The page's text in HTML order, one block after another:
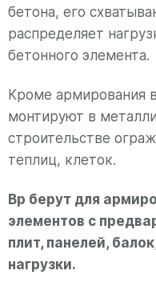
бетона, его
распределяет
бетонного элемента.
Кроме армирования
монтируют в
строительстве
теплиц, клеток.
Вр берут для
элементов с
плит, панелей,
нагрузки.